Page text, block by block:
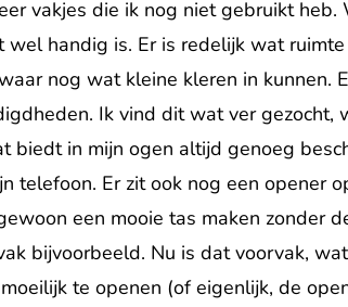
vakjes die ik nog niet gebruikt
handig is. Er is redelijk wat ruimte
nog wat kleine kleren in kunnen.
Ik vind dit wat ver gezocht,
biedt in mijn ogen altijd genoeg
telefoon. Er zit ook nog een opener
een mooie tas maken zonder
bijvoorbeeld. Nu is dat voorvak,
moeilijk te openen (of eigenlijk, de